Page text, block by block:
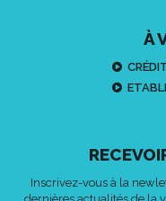
À
Inscrivez-vous à la